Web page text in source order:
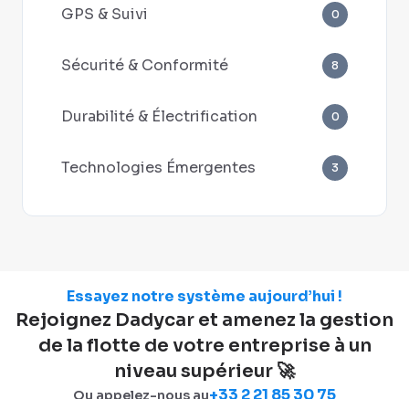
GPS & Suivi 0
Sécurité & Conformité 8
Durabilité & Électrification 0
Technologies Émergentes 3
Essayez notre système aujourd’hui !
Rejoignez Dadycar et amenez la gestion
de la flotte de votre entreprise à un
niveau supérieur 🚀
Ou appelez-nous au+33 2 21 85 30 75